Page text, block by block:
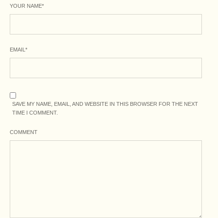
YOUR NAME*
EMAIL *
SAVE MY NAME, EMAIL, AND WEBSITE IN THIS BROWSER FOR THE NEXT
TIME I COMMENT.
COMMENT